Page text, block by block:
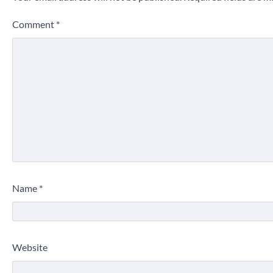
Comment *
Name *
Website